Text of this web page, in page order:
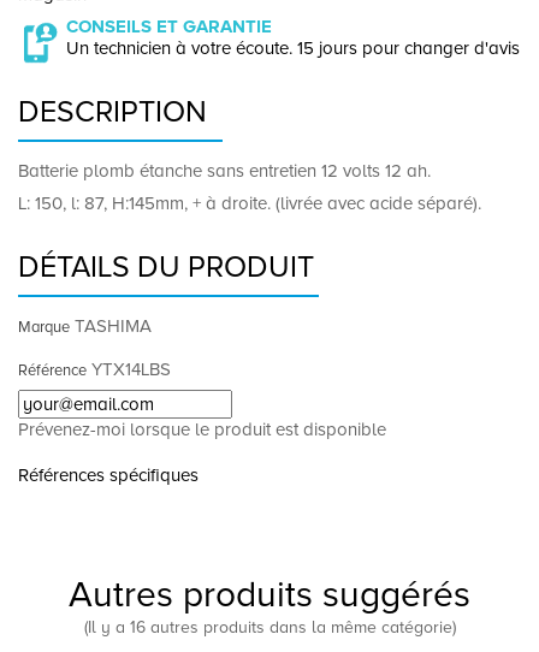
CONSEILS ET GARANTIE
Un technicien à votre écoute. 15 jours pour changer d'avis
DESCRIPTION
Batterie plomb étanche sans entretien 12 volts 12 ah.
L: 150, l: 87, H:145mm, + à droite. (livrée avec acide séparé).
DÉTAILS DU PRODUIT
Marque TASHIMA
Référence YTX14LBS
Prévenez-moi lorsque le produit est disponible
Références spécifiques
Autres produits suggérés
(Il y a 16 autres produits dans la même catégorie)